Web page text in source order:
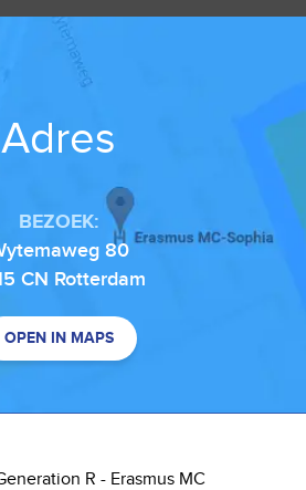
Adres
BEZOEK:
80
CN Rotterdam
OPEN IN MAPS
R - Erasmus MC